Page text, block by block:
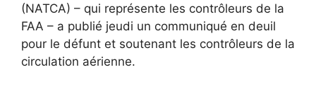
(NATCA) – qui représente les contrôleurs de la
FAA – a publié jeudi un communiqué en deuil
pour le défunt et soutenant les contrôleurs de la
circulation aérienne.